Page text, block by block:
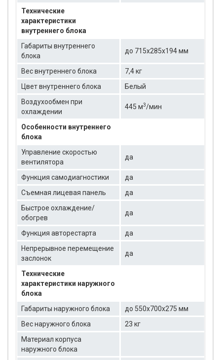
Технические
характеристики
внутреннего блока
Габариты внутреннего
блока
до 715x285x194 мм
Вес внутреннего блока
7,4 кг
Цвет внутреннего блока
Белый
Воздухообмен при
охлаждении
445 м3/мин
Особенности внутреннего
блока
Управление скоростью
вентилятора
да
Функция самодиагностики
да
Съемная лицевая панель
да
Быстрое охлаждение/
обогрев
да
Функция авторестарта
да
Непрерывное перемещение
заслонок
да
Технические
характеристики наружного
блока
Габариты наружного блока
до 550x700x275 мм
Вес наружного блока
23 кг
Материал корпуса
наружного блока